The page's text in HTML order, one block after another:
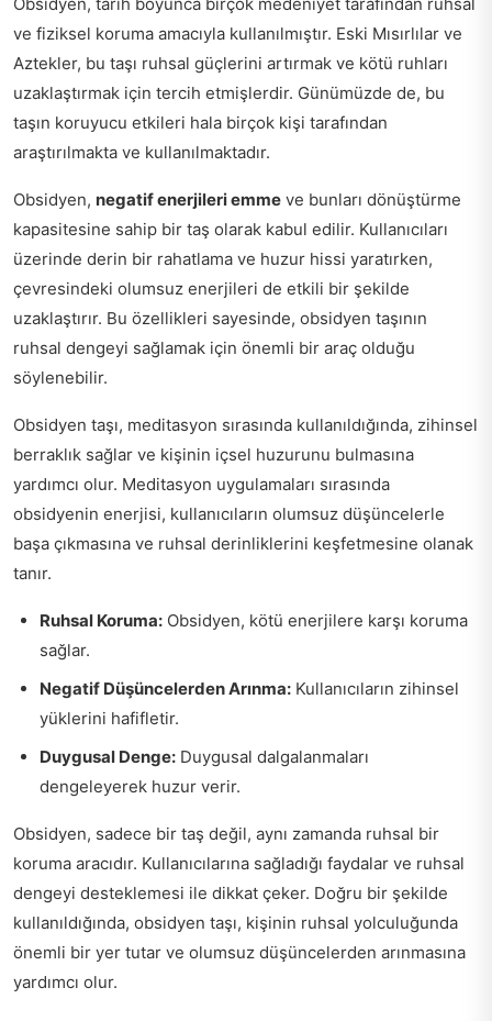
ve fiziksel koruma amacıyla kullanılmıştır. Eski Mısırlılar ve
Aztekler, bu taşı ruhsal güçlerini artırmak ve kötü ruhları
uzaklaştırmak için tercih etmişlerdir. Günümüzde de, bu
taşın koruyucu etkileri hala birçok kişi tarafından
araştırılmakta ve kullanılmaktadır.
Obsidyen, negatif enerjileri emme ve bunları dönüştürme
kapasitesine sahip bir taş olarak kabul edilir. Kullanıcıları
üzerinde derin bir rahatlama ve huzur hissi yaratırken,
çevresindeki olumsuz enerjileri de etkili bir şekilde
uzaklaştırır. Bu özellikleri sayesinde, obsidyen taşının
ruhsal dengeyi sağlamak için önemli bir araç olduğu
söylenebilir.
Obsidyen taşı, meditasyon sırasında kullanıldığında, zihinsel
berraklık sağlar ve kişinin içsel huzurunu bulmasına
yardımcı olur. Meditasyon uygulamaları sırasında
obsidyenin enerjisi, kullanıcıların olumsuz düşüncelerle
başa çıkmasına ve ruhsal derinliklerini keşfetmesine olanak
tanır.
Ruhsal Koruma: Obsidyen, kötü enerjilere karşı koruma
sağlar.
Negatif Düşüncelerden Arınma: Kullanıcıların zihinsel
yüklerini hafifletir.
Duygusal Denge: Duygusal dalgalanmaları
dengeleyerek huzur verir.
Obsidyen, sadece bir taş değil, aynı zamanda ruhsal bir
koruma aracıdır. Kullanıcılarına sağladığı faydalar ve ruhsal
dengeyi desteklemesi ile dikkat çeker. Doğru bir şekilde
kullanıldığında, obsidyen taşı, kişinin ruhsal yolculuğunda
önemli bir yer tutar ve olumsuz düşüncelerden arınmasına
yardımcı olur.